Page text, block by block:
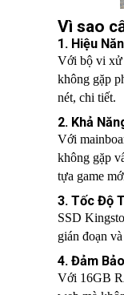
Vì sao
1. Hiệu
Với bộ vi xử
không gặp
nét, chi tiết.
2. Khả
Với
không gặp
tựa game
3. Tốc Độ
SSD
gián đoạn
4. Đảm
Với 16GB